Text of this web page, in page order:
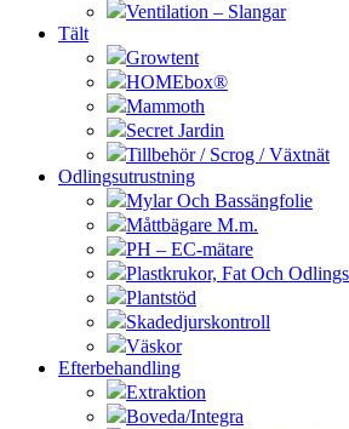
Ventilation – Slangar
Tält
Growtent
HOMEbox®
Mammoth
Secret Jardin
Tillbehör / Scrog / Växtnät
Odlingsutrustning
Mylar Och Bassängfolie
Måttbägare M.m.
PH – EC-mätare
Plastkrukor, Fat Och
Plantstöd
Skadedjurskontroll
Väskor
Efterbehandling
Extraktion
Boveda/Integra